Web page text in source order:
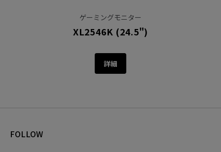
ゲーミングモニター
XL2546K (24.5")
詳細
FOLLOW